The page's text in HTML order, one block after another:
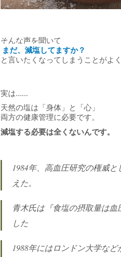
そんな声を聞いて
まだ、減塩してますか？
と言いたくなってしまうことがよく
実は……
天然の塩は「身体」と「心」
両方の健康管理に必要です。
減塩する必要は全くないんです。
1984年、高血圧研究の権威
えた。
青木氏は『食塩の摂取量は
した
1988年にはロンドン大学な